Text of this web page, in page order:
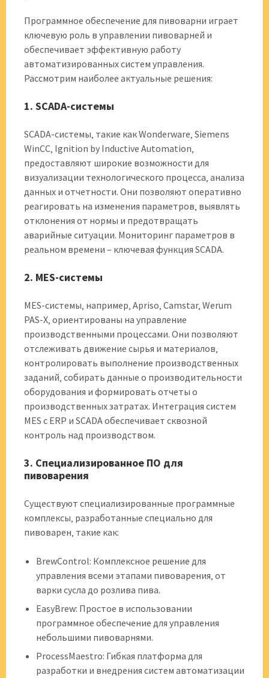
Программное обеспечение для пивоварни играет
ключевую роль в управлении пивоварней и
обеспечивает эффективную работу
автоматизированных систем управления.
Рассмотрим наиболее актуальные решения:
1. SCADA-системы
SCADA-системы‚ такие как Wonderware‚ Siemens
WinCC‚ Ignition by Inductive Automation‚
предоставляют широкие возможности для
визуализации технологического процесса‚ анализа
данных и отчетности. Они позволяют оперативно
реагировать на изменения параметров‚ выявлять
отклонения от нормы и предотвращать
аварийные ситуации. Мониторинг параметров в
реальном времени – ключевая функция SCADA.
2. MES-системы
MES-системы‚ например‚ Apriso‚ Camstar‚ Werum
PAS-X‚ ориентированы на управление
производственными процессами. Они позволяют
отслеживать движение сырья и материалов‚
контролировать выполнение производственных
заданий‚ собирать данные о производительности
оборудования и формировать отчеты о
производственных затратах. Интеграция систем
MES с ERP и SCADA обеспечивает сквозной
контроль над производством.
3. Специализированное ПО для
пивоварения
Существуют специализированные программные
комплексы‚ разработанные специально для
пивоварен‚ такие как:
BrewControl: Комплексное решение для
управления всеми этапами пивоварения‚ от
варки сусла до розлива пива.
EasyBrew: Простое в использовании
программное обеспечение для управления
небольшими пивоварнями.
ProcessMaestro: Гибкая платформа для
разработки и внедрения систем автоматизации